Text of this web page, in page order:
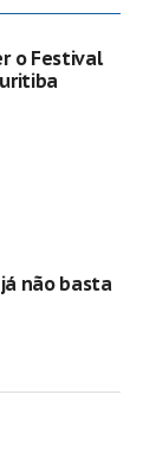
o Festival
não basta